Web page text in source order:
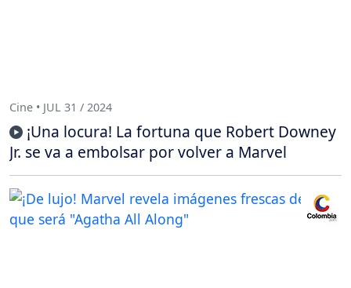
Cine • JUL 31 / 2024
¡Una locura! La fortuna que Robert Downey
Jr. se va a embolsar por volver a Marvel